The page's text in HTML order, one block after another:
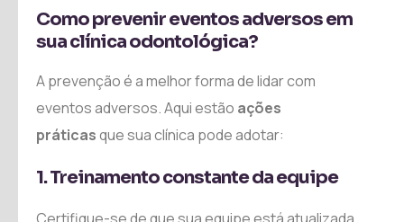
Como prevenir eventos adversos em
sua clínica odontológica?
A prevenção é a melhor forma de lidar com
eventos adversos. Aqui estão ações
práticasque sua clínica pode adotar:
1. Treinamento constante da equipe